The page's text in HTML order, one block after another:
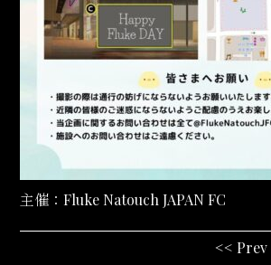
主催：Fluke Natouch JAPAN FC
<< Prev